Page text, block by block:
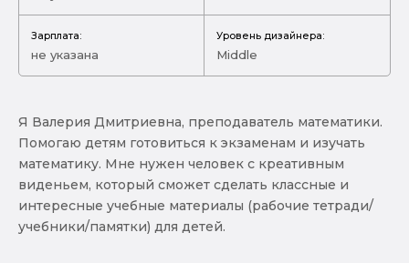
Зарплата:
не указана
Уровень дизайнера:
Middle
Я Валерия Дмитриевна, преподаватель математики.
Помогаю детям готовиться к экзаменам и изучать
математику. Мне нужен человек с креативным
виденьем, который сможет сделать классные и
интересные учебные материалы (рабочие тетради/
учебники/памятки) для детей.